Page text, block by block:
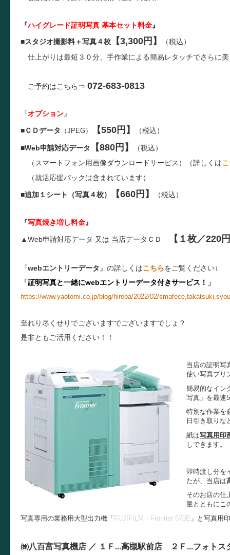
『ハイグレード証明写真 基本セット料金』
■スタジオ撮影料＋写真４枚 【3,300円】
（税込）
仕上がりは最短３０分、手作業による簡易レタッチでさらに
ご予約はこちら⇒ 072-683-0813
『オプション』
■ＣＤデータ （JPEG） 【550円】 （税込）
■Web申請対応データ 【880円】
（税込）
（スマートフォン用画像ダウンロードサービス）（詳しくは
（就活応援パックは含まれています）
■追加１シート（写真４枚） 【660円】 （税込）
『写真焼き増し料金』
▲Web申請対応データ 又は 当店データＣＤ 【１枚／220
『webエントリーデータ 』の詳しくはこちらをご覧ください↓
「証明写真と一緒にwebエントリーデータ付きサービス！ 」
https://www.yaotomi.co.jp/blog/hiroba/2022/02/
至れり尽くせりでございますでございますでしょ？
是非ともご活用ください！！
当店の証明写
使い写真プリ
簡易的なイン
写真」を最速
特別な作業を
日引き取りな
紙は写真用印
しできます。
即時渡し分を
たが、当店は
そのお店の仕
量とともにこ
写真専用の業務用大型出力機「 FUJIFILM・Frontier 570E 」と写真用
㈱八百富写真機店 ／ １Ｆ...高槻駅前店 ２Ｆ...フォトス